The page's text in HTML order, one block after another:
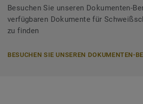
Besuchen Sie unseren Dokumenten-
verfügbaren Dokumente für
zu finden
BESUCHEN SIE UNSEREN DOKUMENTEN-